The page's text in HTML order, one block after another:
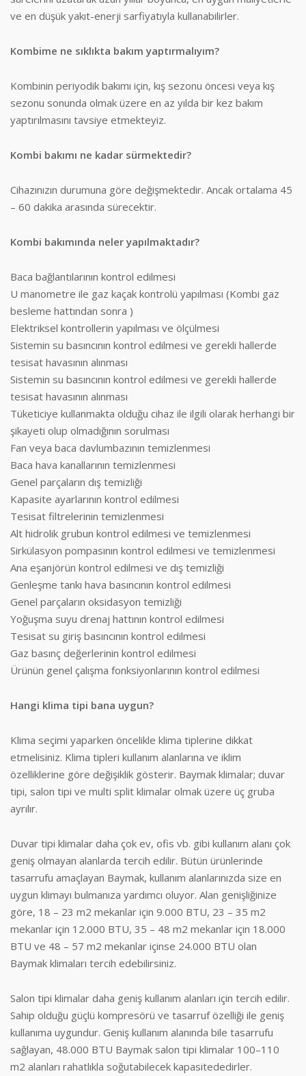
ve en düşük yakıt-enerji sarfiyatıyla kullanabilirler.
Kombime ne sıklıkta bakım yaptırmalıyım?
Kombinin periyodik bakımı için, kış sezonu öncesi veya kış
sezonu sonunda olmak üzere en az yılda bir kez bakım
yaptırılmasını tavsiye etmekteyiz.
Kombi bakımı ne kadar sürmektedir?
Cihazınızın durumuna göre değişmektedir. Ancak ortalama 45
– 60 dakika arasında sürecektir.
Kombi bakımında neler yapılmaktadır?
Baca bağlantılarının kontrol edilmesi
U manometre ile gaz kaçak kontrolü yapılması (Kombi gaz
besleme hattından sonra )
Elektriksel kontrollerin yapılması ve ölçülmesi
Sistemin su basıncının kontrol edilmesi ve gerekli hallerde
tesisat havasının alınması
Sistemin su basıncının kontrol edilmesi ve gerekli hallerde
tesisat havasının alınması
Tüketiciye kullanmakta olduğu cihaz ile ilgili olarak herhangi bir
şikayeti olup olmadığının sorulması
Fan veya baca davlumbazının temizlenmesi
Baca hava kanallarının temizlenmesi
Genel parçaların dış temizliği
Kapasite ayarlarının kontrol edilmesi
Tesisat filtrelerinin temizlenmesi
Alt hidrolik grubun kontrol edilmesi ve temizlenmesi
Sirkülasyon pompasının kontrol edilmesi ve temizlenmesi
Ana eşanjörün kontrol edilmesi ve dış temizliği
Genleşme tankı hava basıncının kontrol edilmesi
Genel parçaların oksidasyon temizliği
Yoğuşma suyu drenaj hattının kontrol edilmesi
Tesisat su giriş basıncının kontrol edilmesi
Gaz basınç değerlerinin kontrol edilmesi
Ürünün genel çalışma fonksiyonlarının kontrol edilmesi
Hangi klima tipi bana uygun?
Klima seçimi yaparken öncelikle klima tiplerine dikkat
etmelisiniz. Klima tipleri kullanım alanlarına ve iklim
özelliklerine göre değişiklik gösterir. Baymak klimalar; duvar
tipi, salon tipi ve multi split klimalar olmak üzere üç gruba
ayrılır.
Duvar tipi klimalar daha çok ev, ofis vb. gibi kullanım alanı çok
geniş olmayan alanlarda tercih edilir. Bütün ürünlerinde
tasarrufu amaçlayan Baymak, kullanım alanlarınızda size en
uygun klimayı bulmanıza yardımcı oluyor. Alan genişliğinize
göre, 18 – 23 m2 mekanlar için 9.000 BTU, 23 – 35 m2
mekanlar için 12.000 BTU, 35 – 48 m2 mekanlar için 18.000
BTU ve 48 – 57 m2 mekanlar içinse 24.000 BTU olan
Baymak klimaları tercih edebilirsiniz.
Salon tipi klimalar daha geniş kullanım alanları için tercih edilir.
Sahip olduğu güçlü kompresörü ve tasarruf özelliği ile geniş
kullanıma uygundur. Geniş kullanım alanında bile tasarrufu
sağlayan, 48.000 BTU Baymak salon tipi klimalar 100–110
m2 alanları rahatlıkla soğutabilecek kapasitededirler.